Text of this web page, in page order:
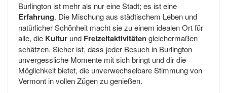
Burlington ist mehr als nur eine Stadt; es ist eine
Erfahrung. Die Mischung aus städtischem Leben und
natürlicher Schönheit macht sie zu einem idealen Ort für
alle, die Kultur und Freizeitaktivitätengleichermaßen
schätzen. Sicher ist, dass jeder Besuch in Burlington
unvergessliche Momente mit sich bringt und dir die
Möglichkeit bietet, die unverwechselbare Stimmung von
Vermont in vollen Zügen zu genießen.